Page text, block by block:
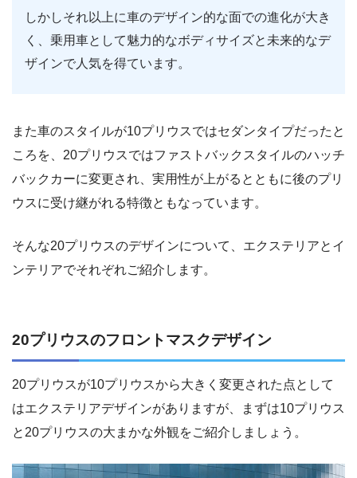
しかしそれ以上に車のデザイン的な面での進化が大き
く、乗用車として魅力的なボディサイズと未来的なデ
ザインで人気を得ています。
また車のスタイルが10プリウスではセダンタイプだったと
ころを、20プリウスではファストバックスタイルのハッチ
バックカーに変更され、実用性が上がるとともに後のプリ
ウスに受け継がれる特徴ともなっています。
そんな20プリウスのデザインについて、エクステリアとイ
ンテリアでそれぞれご紹介します。
20プリウスのフロントマスクデザイン
20プリウスが10プリウスから大きく変更された点として
はエクステリアデザインがありますが、まずは10プリウス
と20プリウスの大まかな外観をご紹介しましょう。